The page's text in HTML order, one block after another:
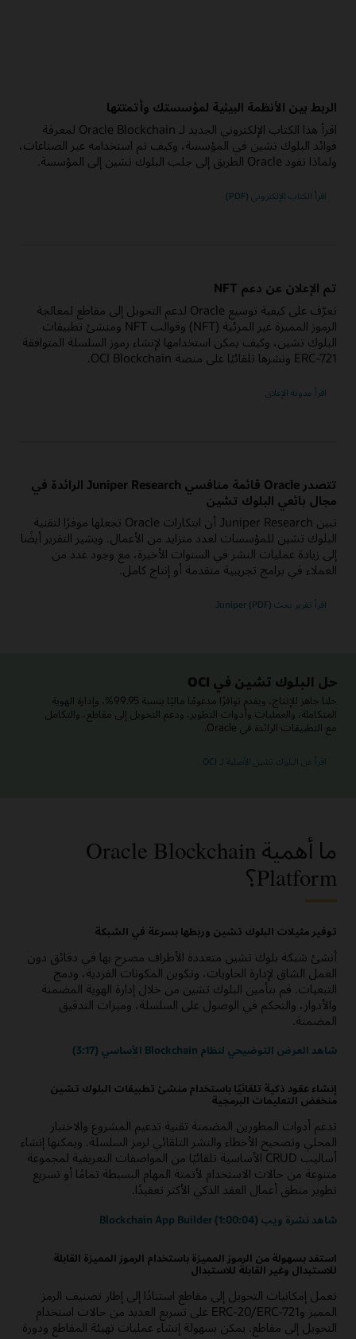
الربط بين الأنظمة البيئية لمؤسستك وأتمتتها
اقرأ هذا الكتاب الإلكتروني الجديد لـ Oracle Blockchain لمعرفة
فوائد البلوك تشين في المؤسسة، وكيف تم استخدامه عبر الصناعات،
ولماذا تقود Oracle الطريق إلى جلب البلوك تشين إلى المؤسسة.
اقرأ الكتاب الإلكتروني (PDF)
تم الإعلان عن دعم NFT
تعرّف على كيفية توسيع Oracle لدعم التحويل إلى مقاطع لمعالجة
الرموز المميزة غير المرئية (NFT) وقوالب NFT ومنشئ تطبيقات
البلوك تشين، وكيف يمكن استخدامها لإنشاء رموز السلسلة المتوافقة
ERC-721 ونشرها تلقائيًا على منصة OCI Blockchain.
اقرأ مدونة الإعلان
تتصدر Oracle قائمة منافسي Juniper Research الرائدة في
مجال بائعي البلوك تشين
تبين Juniper Research أن ابتكارات Oracle تجعلها موفرًا لتقنية
البلوك تشين للمؤسسات لعدد متزايد من الأعمال. ويشير التقرير أيضًا
إلى زيادة عمليات النشر في السنوات الأخيرة، مع وجود عدد من
العملاء في برامج تجريبية متقدمة أو إنتاج كامل.
اقرأ تقرير بحث Juniper (PDF)
حل البلوك تشين في OCI
حلنا جاهز للإنتاج، ويقدم توافرًا مدعومًا ماليًا بنسبة 99.95%، وإدارة الهوية
المتكاملة، والعمليات وأدوات التطوير، ودعم التحويل إلى مقاطع، والتكامل
مع التطبيقات الرائدة في Oracle.
اقرأ عن البلوك تشين الأصلية لـ OCI
ما أهمية Oracle Blockchain
Platform؟
توفير مثيلات البلوك تشين وربطها بسرعة في الشبكة
أنشئ شبكة بلوك تشين متعددة الأطراف مصرح بها في دقائق دون
العمل الشاق لإدارة الحاويات، وتكوين المكونات الفردية، ودمج
التبعيات. قم بتأمين البلوك تشين من خلال إدارة الهوية المضمنة
والأدوار، والتحكم في الوصول على السلسلة، وميزات التدقيق
المضمنة.
شاهد العرض التوضيحي لنظام Blockchain الأساسي (3:17)
إنشاء عقود ذكية تلقائيًا باستخدام منشئ تطبيقات البلوك تشين
منخفض التعليمات البرمجية
تدعم أدوات المطورين المضمنة تقنية تدعيم المشروع والاختبار
المحلي وتصحيح الأخطاء والنشر التلقائي لرمز السلسلة. ويمكنها إنشاء
أساليب CRUD الأساسية تلقائيًا من المواصفات التعريفية لمجموعة
متنوعة من حالات الاستخدام لأتمتة المهام البسيطة تمامًا أو تسريع
تطوير منطق أعمال العقد الذكي الأكثر تعقيدًا.
شاهد نشرة ويب Blockchain App Builder (1:00:04)
استفد بسهولة من الرموز المميزة باستخدام الرموز المميزة القابلة
للاستبدال وغير القابلة للاستبدال
تعمل إمكانيات التحويل إلى مقاطع استنادًا إلى إطار تصنيف الرمز
المميز وERC-20/ERC-721 على تسريع العديد من حالات استخدام
التحويل إلى مقاطع. يمكن بسهولة إنشاء عمليات تهيئة المقاطع ودورة